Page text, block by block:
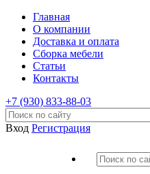
Главная
О компании
Доставка и оплата
Сборка мебели
Статьи
Контакты
+7 (930) 833-88-03
Вход Регистрация